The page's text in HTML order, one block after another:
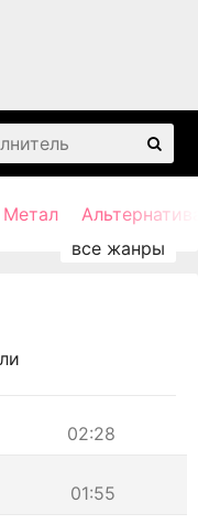
Метал
02:28
01:55